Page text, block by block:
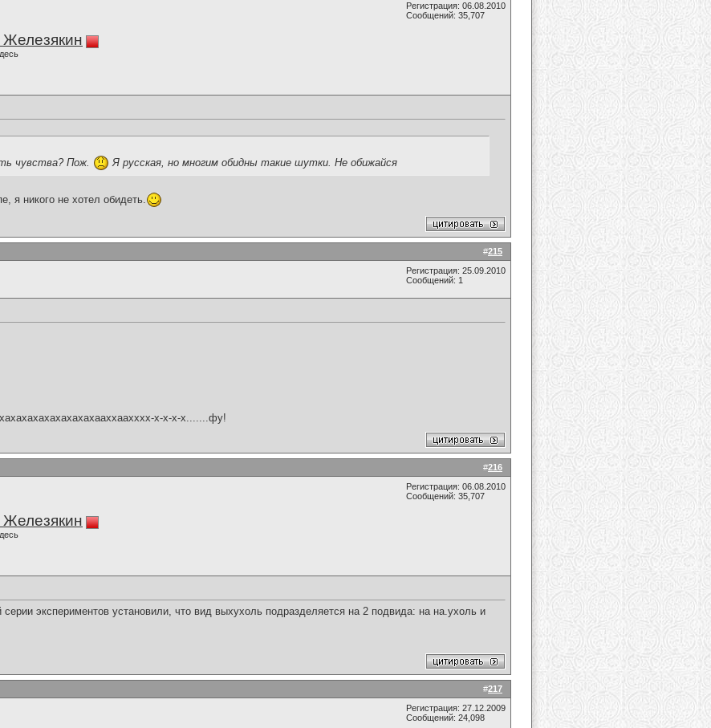
Регистрация: 06.08.2010
Сообщений: 35,707
чувства? Пож.
Я русская, но многим обидны такие шутки. Не обижайся
я никого не хотел обидеть.
#215
Регистрация: 25.09.2010
Сообщений: 1
х-х-х-х.......фу!
#216
Регистрация: 06.08.2010
Сообщений: 35,707
серии экспериментов установили, что вид выхухоль подразделяется на 2 подвида: на на.ухоль и
#217
Регистрация: 27.12.2009
Сообщений: 24,098